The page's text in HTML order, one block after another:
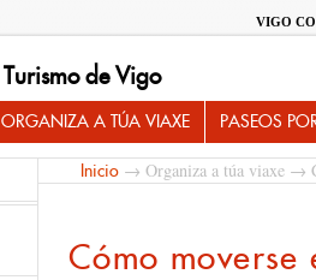
VIGO
Turismo de Vigo
ORGANIZA A TÚA VIAXE PASEOS
Inicio → Organiza a túa viaxe →
Cómo